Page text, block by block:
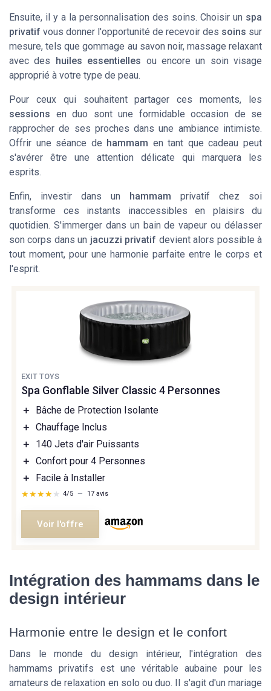
Ensuite, il y a la personnalisation des soins. Choisir un spa
privatif vous donner l'opportunité de recevoir des soins sur
mesure, tels quegommage au savon noir, massage relaxant
avec des huiles essentielles ou encore un soin visage
approprié à votre type de peau.
Pour ceux qui souhaitent partager ces moments, les
sessions en duo sont une formidable occasion de se
rapprocher de ses proches dans une ambiance intimiste.
Offrir une séance de hammam en tant quecadeau peut
s'avérer être une attention délicate qui marquera les
esprits.
Enfin, investir dans un hammam privatif chez soi
transforme ces instants inaccessibles en plaisirs du
quotidien. S'immerger dans un bain de vapeur ou délasser
soncorps dans un jacuzzi privatif devient alors possible à
tout moment, pour une harmonie parfaite entre le corps et
l'esprit.
EXIT TOYS
Spa Gonflable Silver Classic 4 Personnes
＋
Bâche de Protection Isolante
＋ Chauffage Inclus
＋
140 Jets d'air Puissants
＋ Confort pour 4 Personnes
＋
Facile à Installer
★★★★★
★★★★★ 4/5 — 17 avis
Voir l'offre
Intégration des hammams dans le
design intérieur
Harmonie entre le design et le confort
Dans le monde du design intérieur, l'intégration des
hammams privatifs est une véritable aubaine pour les
amateurs de relaxation en solo ou duo. Il s'agit d'un mariage